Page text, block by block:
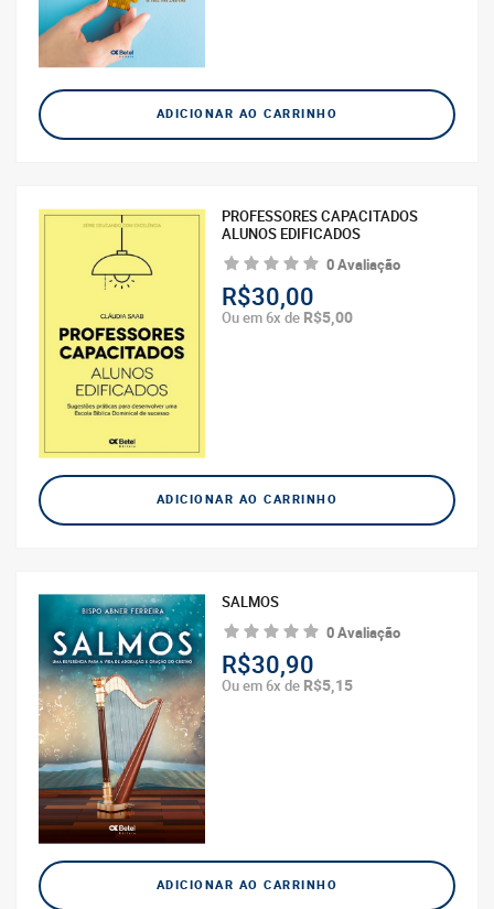
ADICIONAR AO CARRINHO
PROFESSORES CAPACITADOS
ALUNOS EDIFICADOS
0 Avaliação
R$30,00
Ou em 6x de R$5,00
ADICIONAR AO CARRINHO
SALMOS
0 Avaliação
R$30,90
Ou em 6x de R$5,15
ADICIONAR AO CARRINHO